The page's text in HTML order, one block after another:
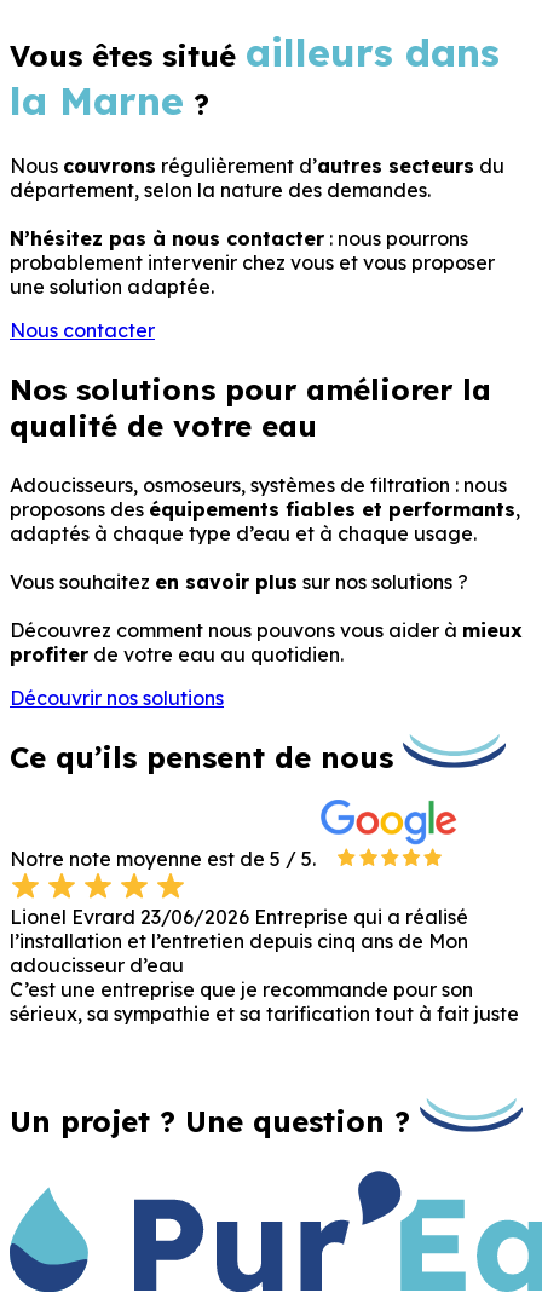
Vous êtes situé ailleurs dans
la Marne ?
Nous couvrons régulièrement d’autres secteurs du
département, selon la nature des demandes.
N’hésitez pas à nous contacter : nous pourrons
probablement intervenir chez vous et vous proposer
une solution adaptée.
Nous contacter
Nos solutions pour améliorer la
qualité de votre eau
Adoucisseurs, osmoseurs, systèmes de filtration : nous
proposons des équipements fiables et performants,
adaptés à chaque type d’eau et à chaque usage.
Vous souhaitez en savoir plus sur nos solutions ?
Découvrez comment nous pouvons vous aider à mieux
profiter de votre eau au quotidien.
Découvrir nos solutions
Ce qu’ils pensent de nous
Notre note moyenne est de 5 / 5.
Lionel Evrard 23/06/2026 Entreprise qui a réalisé
l’installation et l’entretien depuis cinq ans de Mon
adoucisseur d’eau
C’est une entreprise que je recommande pour son
sérieux, sa sympathie et sa tarification tout à fait juste
Un projet ? Une question ?